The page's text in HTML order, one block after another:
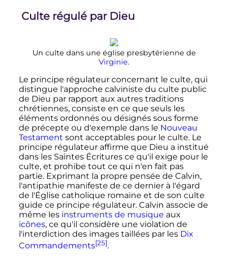
Culte régulé par Dieu
Un culte dans une église presbytérienne de
Virginie.
Le principe régulateur concernant le culte, qui
distingue l'approche calviniste du culte public
de Dieu par rapport aux autres traditions
chrétiennes, consiste en ce que seuls les
éléments ordonnés ou désignés sous forme
de précepte ou d'exemple dans le Nouveau
Testament sont acceptables pour le culte. Le
principe régulateur affirme que Dieu a institué
dans les Saintes Écritures ce qu'il exige pour le
culte, et prohibe tout ce qui n'en fait pas
partie. Exprimant la propre pensée de Calvin,
l'antipathie manifeste de ce dernier à l'égard
de l'Église catholique romaine et de son culte
guide ce principe régulateur. Calvin associe de
même les instruments de musique aux
icônes, ce qu'il considère une violation de
l'interdiction des images taillées par les Dix
Commandements[25].